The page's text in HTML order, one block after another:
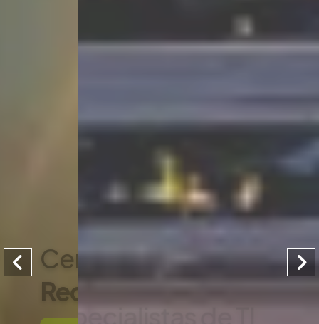
Especialistas de TI
en la Industria Aérea